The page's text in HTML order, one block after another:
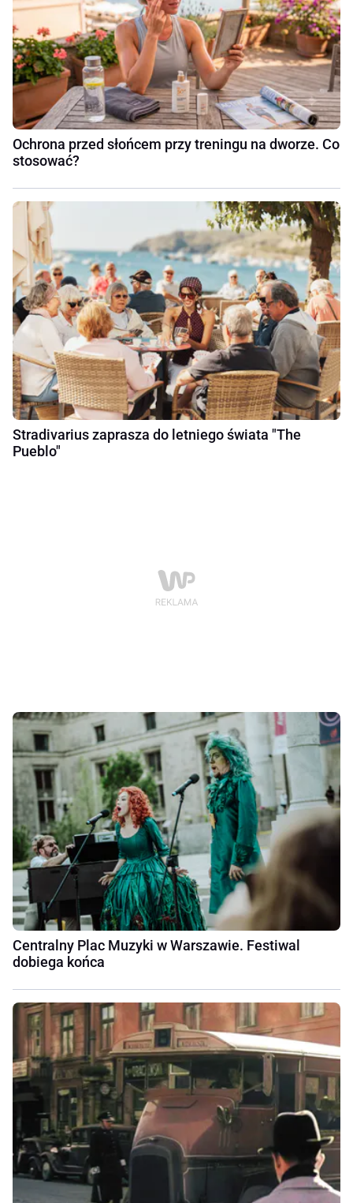
Ochrona przed słońcem przy treningu na dworze. Co
stosować?
Stradivarius zaprasza do letniego świata "The
Pueblo"
Centralny Plac Muzyki w Warszawie. Festiwal
dobiega końca